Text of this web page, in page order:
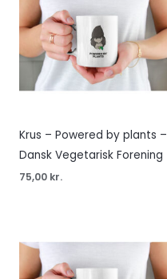
Krus – Powered by plants –
Dansk Vegetarisk Forening
75,00 kr.